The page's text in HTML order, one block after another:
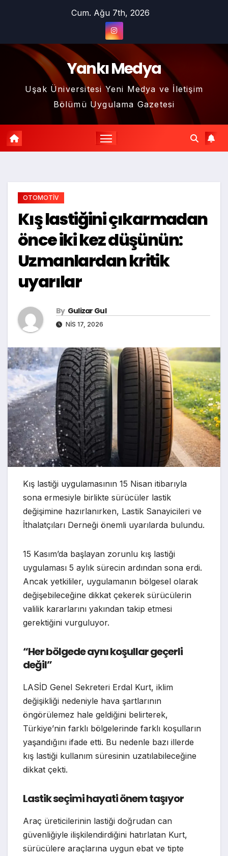
Cum. Ağu 7th, 2026
Yankı Medya
Uşak Üniversitesi Yeni Medya ve İletişim
Bölümü Uygulama Gazetesi
OTOMOTİV
Kış lastiğini çıkarmadan
önce iki kez düşünün:
Uzmanlardan kritik
uyarılar
By Gulizar Gul
NIS 17, 2026
Kış lastiği uygulamasının 15 Nisan itibarıyla
sona ermesiyle birlikte sürücüler lastik
değişimine hazırlanırken, Lastik Sanayicileri ve
İthalatçıları Derneği önemli uyarılarda bulundu.
15 Kasım’da başlayan zorunlu kış lastiği
uygulaması 5 aylık sürecin ardından sona erdi.
Ancak yetkililer, uygulamanın bölgesel olarak
değişebileceğine dikkat çekerek sürücülerin
valilik kararlarını yakından takip etmesi
gerektiğini vurguluyor.
“Her bölgede aynı koşullar geçerli
değil”
LASİD Genel Sekreteri Erdal Kurt, iklim
değişikliği nedeniyle hava şartlarının
öngörülemez hale geldiğini belirterek,
Türkiye’nin farklı bölgelerinde farklı koşulların
yaşandığını ifade etti. Bu nedenle bazı illerde
kış lastiği kullanım süresinin uzatılabileceğine
dikkat çekti.
Lastik seçimi hayati önem taşıyor
Araç üreticilerinin lastiği doğrudan can
güvenliğiyle ilişkilendirdiğini hatırlatan Kurt,
sürücülere araçlarına uygun ebat ve tipte